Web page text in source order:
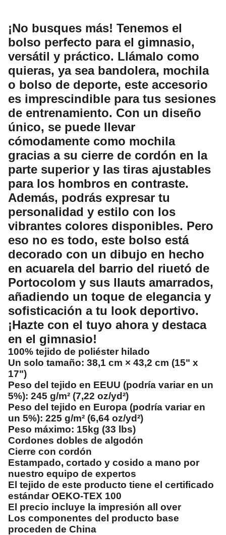
¡No busques más! Tenemos el
bolso perfecto para el gimnasio,
versátil y práctico. Llámalo como
quieras, ya sea bandolera, mochila
o bolso de deporte, este accesorio
es imprescindible para tus sesiones
de entrenamiento. Con un diseño
único, se puede llevar
cómodamente como mochila
gracias a su cierre de cordón en la
parte superior y las tiras ajustables
para los hombros en contraste.
Además, podrás expresar tu
personalidad y estilo con los
vibrantes colores disponibles. Pero
eso no es todo, este bolso está
decorado con un dibujo en hecho
en acuarela del barrio del riuetó de
Portocolom y sus llauts amarrados,
añadiendo un toque de elegancia y
sofisticación a tu look deportivo.
¡Hazte con el tuyo ahora y destaca
en el gimnasio!
100% tejido de poliéster hilado
Un solo tamaño: 38,1 cm × 43,2 cm (15" x
17")
Peso del tejido en EEUU (podría variar en un
5%): 245 g/m² (7,22 oz/yd²)
Peso del tejido en Europa (podría variar en
un 5%): 225 g/m² (6,64 oz/yd²)
Peso máximo: 15kg (33 lbs)
Cordones dobles de algodón
Cierre con cordón
Estampado, cortado y cosido a mano por
nuestro equipo de expertos
El tejido de este producto tiene el certificado
estándar OEKO-TEX 100
El precio incluye la impresión all over
Los componentes del producto base
proceden de China